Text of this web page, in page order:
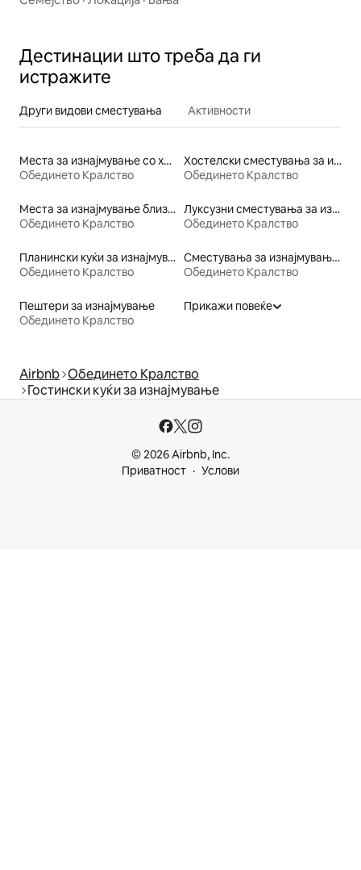
Дестинации што треба да ги
истражите
Други видови сместувања Активности
Места за изнајмување со хидромасажна када
Обединето Кралство
Хостелски сместувања за изнајмување
Обединето Кралство
Места за изнајмување близу ски-патека
Обединето Кралство
Луксузни сместувања за изнајмување
Обединето Кралство
Планински куќи за изнајмување
Обединето Кралство
Сместувања за изнајмување во верски објекти
Обединето Кралство
Пештери за изнајмување
Обединето Кралство
Прикажи повеќе
Airbnb Обединето Кралство
Гостински куќи за изнајмување
© 2026 Airbnb, Inc.
Приватност
Услови